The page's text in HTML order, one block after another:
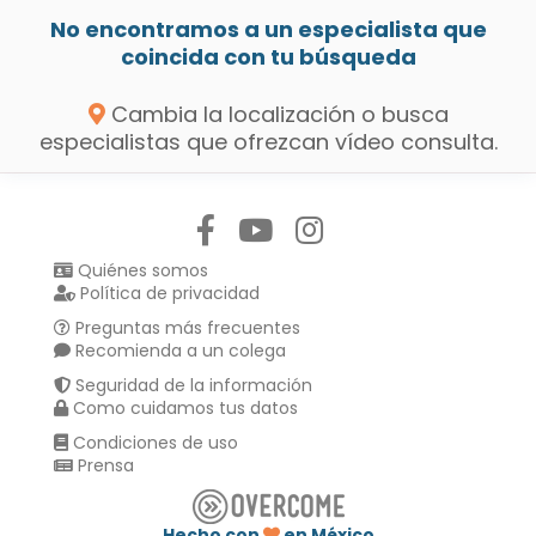
No encontramos a un especialista que
coincida con tu búsqueda
Cambia la localización o busca
especialistas que ofrezcan vídeo consulta.
Quiénes somos
Política de privacidad
Preguntas más frecuentes
Recomienda a un colega
Seguridad de la información
Como cuidamos tus datos
Condiciones de uso
Prensa